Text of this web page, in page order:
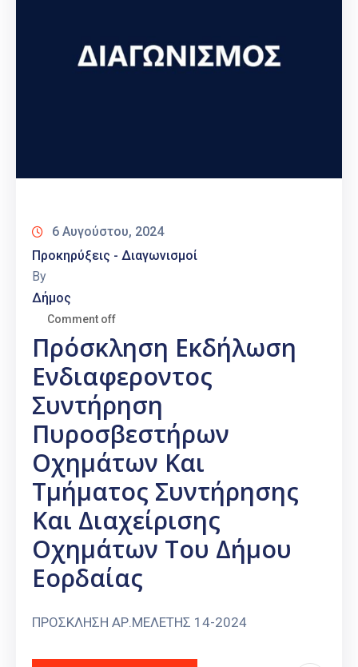
6 Αυγούστου, 2024
Προκηρύξεις - Διαγωνισμοί
By
Δήμος
Comment off
Πρόσκληση Εκδήλωση
Ενδιαφεροντος
Συντήρηση
Πυροσβεστήρων
Οχημάτων Και
Τμήματος Συντήρησης
Και Διαχείρισης
Οχημάτων Του Δήμου
Εορδαίας
ΠΡΟΣΚΛΗΣΗ ΑΡ.ΜΕΛΕΤΗΣ 14-2024